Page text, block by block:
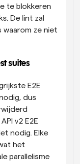
te blokkeren
De lint zal
waarom ze niet
suites
E2E
dus
v2 E2E
nodig. Elke
het
parallelisme